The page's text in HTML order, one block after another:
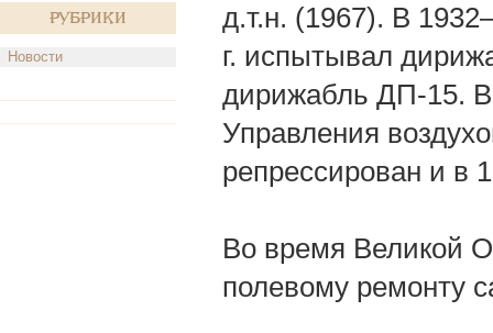
Рубрики
Новости
д.т.н. (1967). В
г. испытывал
дирижабль ДП-15.
Управления
репрессирован и в
Во время Великой
полевому ремонту